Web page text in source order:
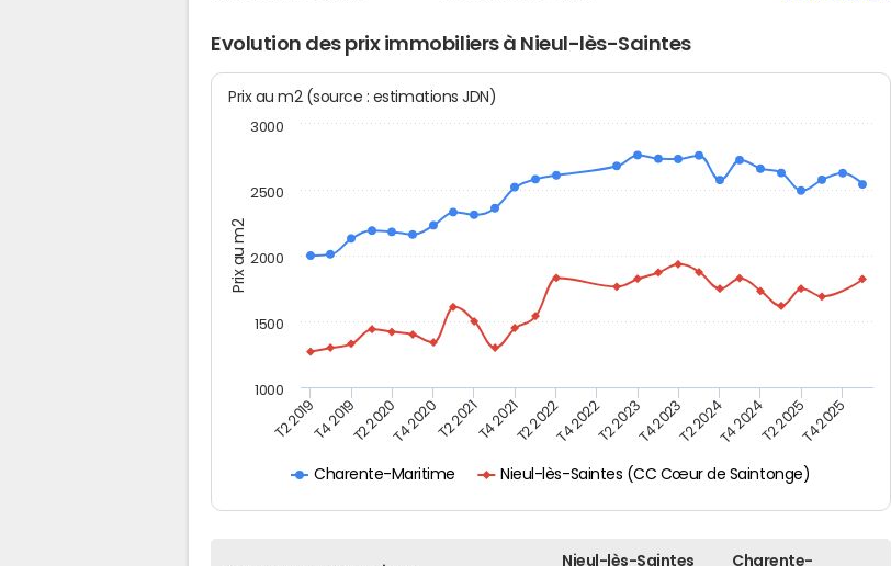
Evolution des prix immobiliers à Nieul-lès-Saintes
Prix au m2
Prix au m2 (source : estimations JDN)
Charente-Maritime Nieul-lès-Saintes (CC Cœur de Saintonge)
T2 2019T4 2019T2 2020T4 2020T2 2021T4 2021T2 2022T4 2022T2 2023T4 2023T2 2024T4 2024T2 2025T4 2025
1000
1500
2000
2500
3000
Nieul-lès-Saintes
Charente-